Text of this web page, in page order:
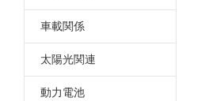
車載関係
太陽光関連
動力電池